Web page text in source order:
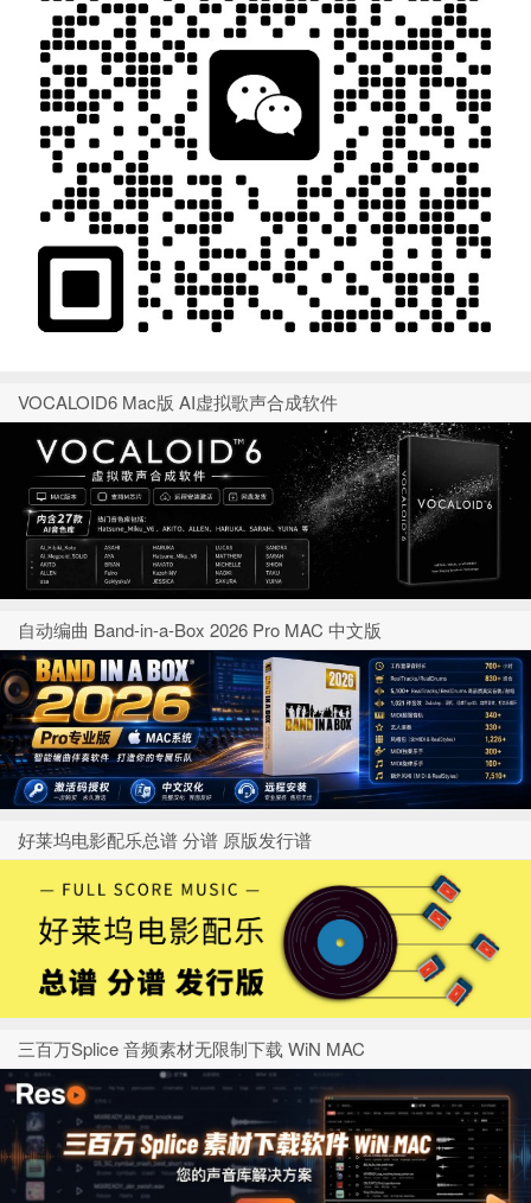
VOCALOID6 Mac版 AI虚拟歌声合成软件
自动编曲 Band-in-a-Box 2026 Pro MAC 中文版
好莱坞电影配乐总谱 分谱 原版发行谱
三百万Splice 音频素材无限制下载 WiN MAC